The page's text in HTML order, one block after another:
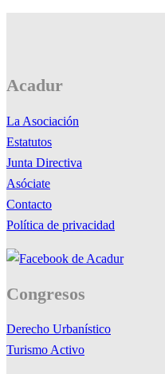
Acadur
La Asociación
Estatutos
Junta Directiva
Asóciate
Contacto
Política de privacidad
Congresos
Derecho Urbanístico
Turismo Activo